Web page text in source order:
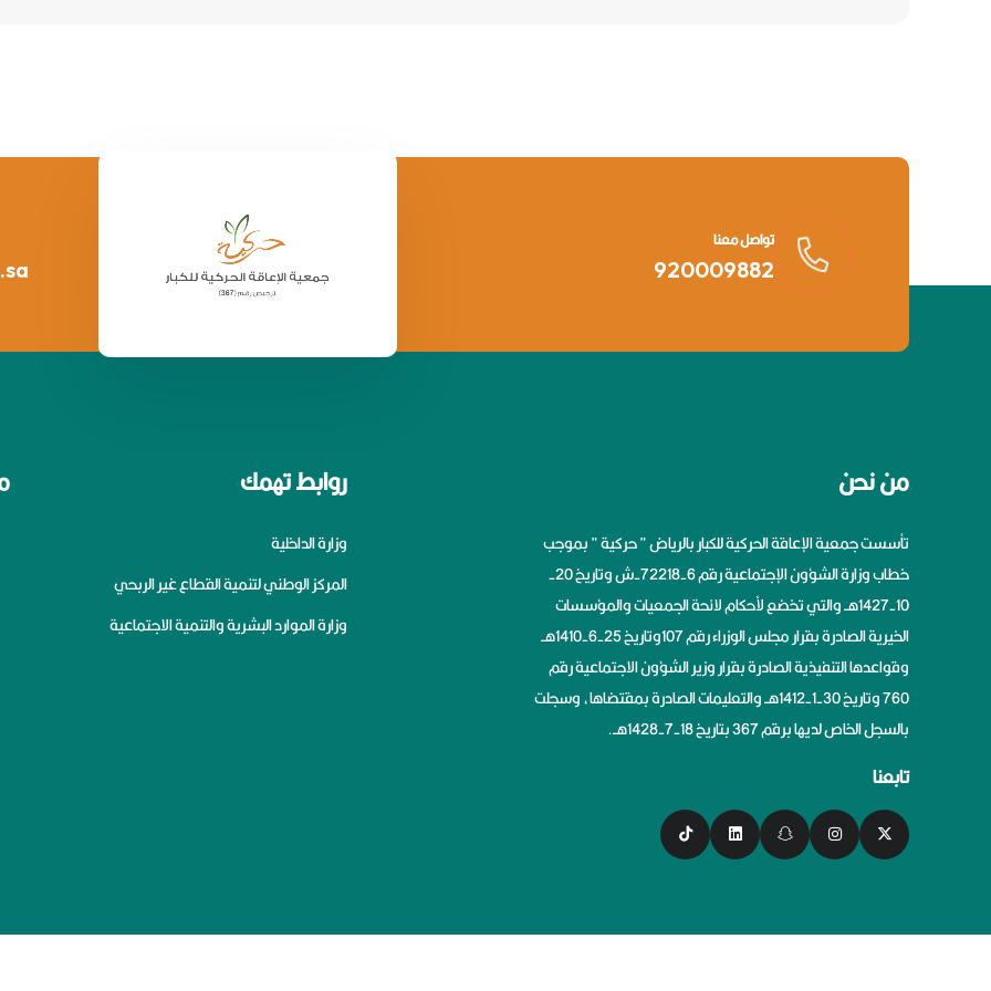
تواصل معنا
920009882
من نحن
تأسست جمعية الإعاقة الحركية للكبار بالرياض ” حركية ” بموجب
خطاب وزارة الشؤون الإجتماعية رقم 6-72218-ش وتاريخ 20-
10-1427هــ والتي تخضع لأحكام لائحة الجمعيات والمؤسسات
الخيرية الصادرة بقرار مجلس الوزراء رقم 107وتاريخ 25-6-1410هــ
وقواعدها التنفيذية الصادرة بقرار وزير الشؤون الاجتماعية رقم
760 وتاريخ 30-1-1412هــ والتعليمات الصادرة بمقتضاها، وسجلت
بالسجل الخاص لديها برقم 367 بتاريخ 18-7-1428هــ.
تابعنا
روابط تهمك
وزارة الداخلية
المركز الوطني لتنمية القطاع غير الربحي
وزارة الموارد البشرية والتنمية الاجتماعية